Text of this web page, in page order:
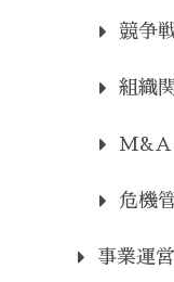
競争
組織
M&A
危機
事業運